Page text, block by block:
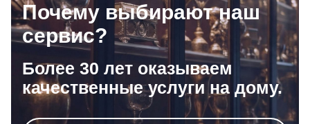
Почему выбирают наш
сервис?
Более 30 лет оказываем
качественные услуги на дому.